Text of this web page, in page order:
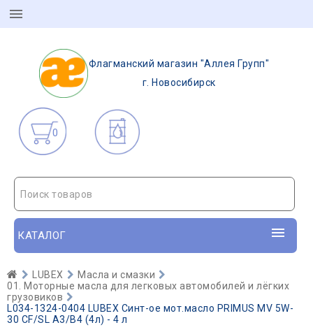
Флагманский магазин "Аллея Групп"
г. Новосибирск
0
Поиск товаров
КАТАЛОГ
LUBEX
Масла и смазки
01. Моторные масла для легковых автомобилей и лёгких
грузовиков
L034-1324-0404 LUBEX Синт-ое мот.масло PRIMUS MV 5W-
30 CF/SL A3/B4 (4л) - 4 л